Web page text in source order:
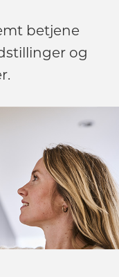
betjene
og